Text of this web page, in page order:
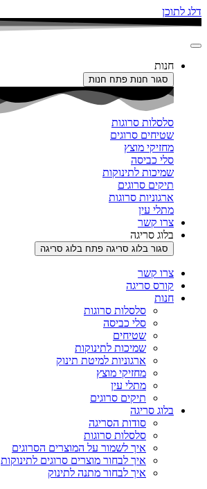
דלג לתוכן
חנות
סגור חנות פתח חנות
סלסלות סרוגות
שטיחים סרוגים
מחזיקי מוצץ
סלי כביסה
שמיכות לתינוקות
תיקים סרוגים
ארגוניות סרוגות
מתלי עין
צרו קשר
בלוג סריגה
סגור בלוג סריגה פתח בלוג סריגה
צרו קשר
קורס סריגה
חנות
סלסלות סרוגות
סלי כביסה
שטיחים
שמיכות לתינוקות
ארגוניות למיטת תינוק
מחזיקי מוצץ
מתלי עין
תיקים סרוגים
בלוג סריגה
סודות הסריגה
סלסלות סרוגות
איך לשמור על המוצרים הסרוגים
איך לבחור מוצרים סרוגים לתינוקות
איך לבחור מתנה לתינוק